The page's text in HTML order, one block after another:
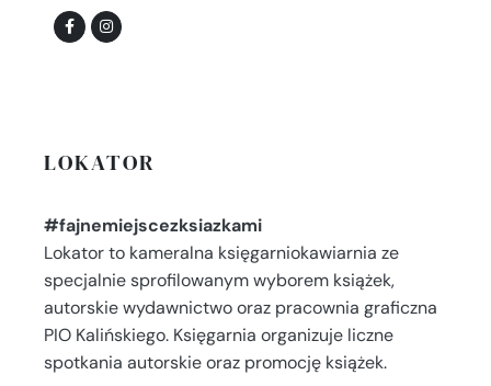
LOKATOR
#fajnemiejscezksiazkami
Lokator to kameralna księgarniokawiarnia ze
specjalnie sprofilowanym wyborem książek,
autorskie wydawnictwo oraz pracownia graficzna
PIO Kalińskiego. Księgarnia organizuje liczne
spotkania autorskie oraz promocję książek.